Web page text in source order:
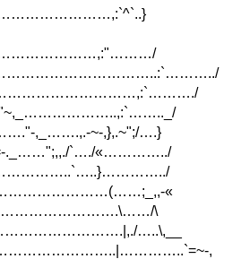
,_…….,.-~-,},.~";/….}
._……";,,./`…./«…………../
«
\
…..\,__
,